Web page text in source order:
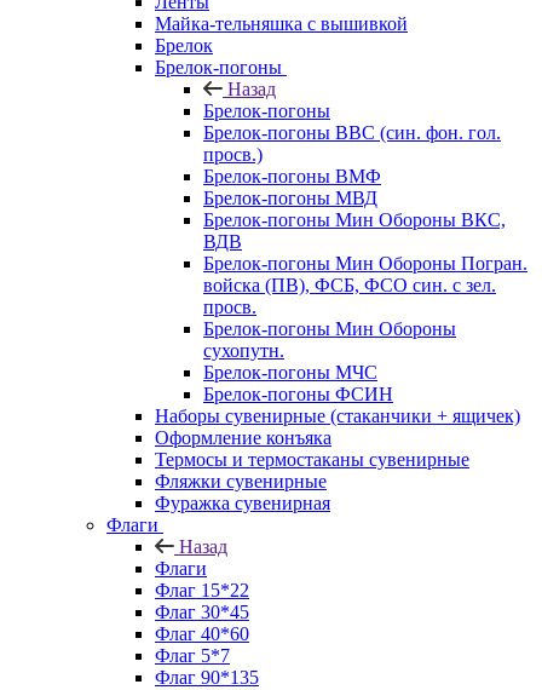
Майка-тельняшка с вышивкой
Брелок
Брелок-погоны
Назад
Брелок-погоны
Брелок-погоны ВВС (син. фон. гол.
просв.)
Брелок-погоны ВМФ
Брелок-погоны МВД
Брелок-погоны Мин Обороны ВКС,
ВДВ
Брелок-погоны Мин Обороны Погран.
войска (ПВ), ФСБ, ФСО син. с зел.
просв.
Брелок-погоны Мин Обороны
сухопутн.
Брелок-погоны МЧС
Брелок-погоны ФСИН
Наборы сувенирные (стаканчики + ящичек)
Оформление конъяка
Термосы и термостаканы сувенирные
Фляжки сувенирные
Фуражка сувенирная
Флаги
Назад
Флаги
Флаг 15*22
Флаг 30*45
Флаг 40*60
Флаг 5*7
Флаг 90*135